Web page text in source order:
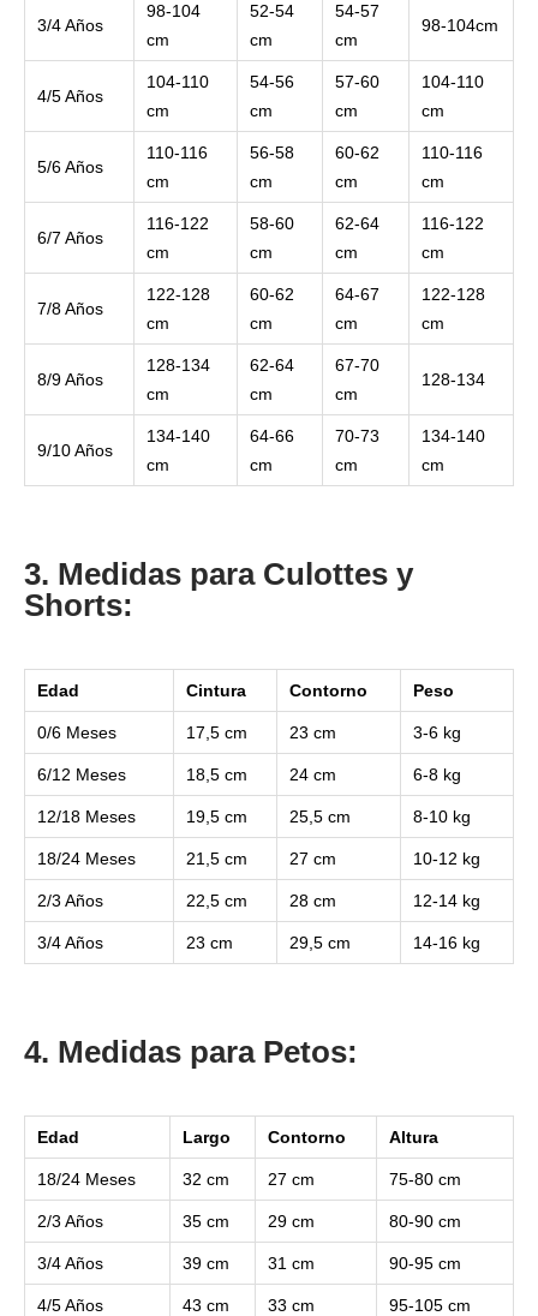
3/4 Años
98-104
cm
52-54
cm
54-57
cm
98-104cm
4/5 Años
104-110
cm
54-56
cm
57-60
cm
104-110
cm
5/6 Años
110-116
cm
56-58
cm
60-62
cm
110-116
cm
6/7 Años
116-122
cm
58-60
cm
62-64
cm
116-122
cm
7/8 Años
122-128
cm
60-62
cm
64-67
cm
122-128
cm
8/9 Años
128-134
cm
62-64
cm
67-70
cm
128-134
9/10 Años
134-140
cm
64-66
cm
70-73
cm
134-140
cm
3. Medidas para Culottes y
Shorts:
Edad Cintura Contorno Peso
0/6 Meses 17,5 cm 23 cm 3-6 kg
6/12 Meses 18,5 cm 24 cm 6-8 kg
12/18 Meses 19,5 cm 25,5 cm 8-10 kg
18/24 Meses 21,5 cm 27 cm 10-12 kg
2/3 Años 22,5 cm 28 cm 12-14 kg
3/4 Años 23 cm 29,5 cm 14-16 kg
4. Medidas para Petos:
Edad Largo Contorno Altura
18/24 Meses 32 cm 27 cm 75-80 cm
2/3 Años 35 cm 29 cm 80-90 cm
3/4 Años 39 cm 31 cm 90-95 cm
4/5 Años 43 cm 33 cm 95-105 cm